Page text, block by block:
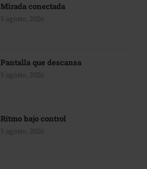
Mirada conectada
5 agosto, 2026
Pantalla que descansa
5 agosto, 2026
Ritmo bajo control
5 agosto, 2026